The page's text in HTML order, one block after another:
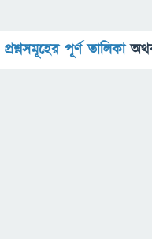
প্রশ্নসমূহের পূর্ণ তালিকা